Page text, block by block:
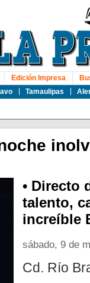
Tamaulipas
Edición Impresa
• Directo
talento,
increíble
sábado, 9 de
Cd. Río